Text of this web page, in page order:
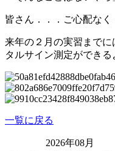
皆さん．．．ご心配なく
来年の２月の実習まで
タルサイン測定ができる
一覧に戻る
2026年08月